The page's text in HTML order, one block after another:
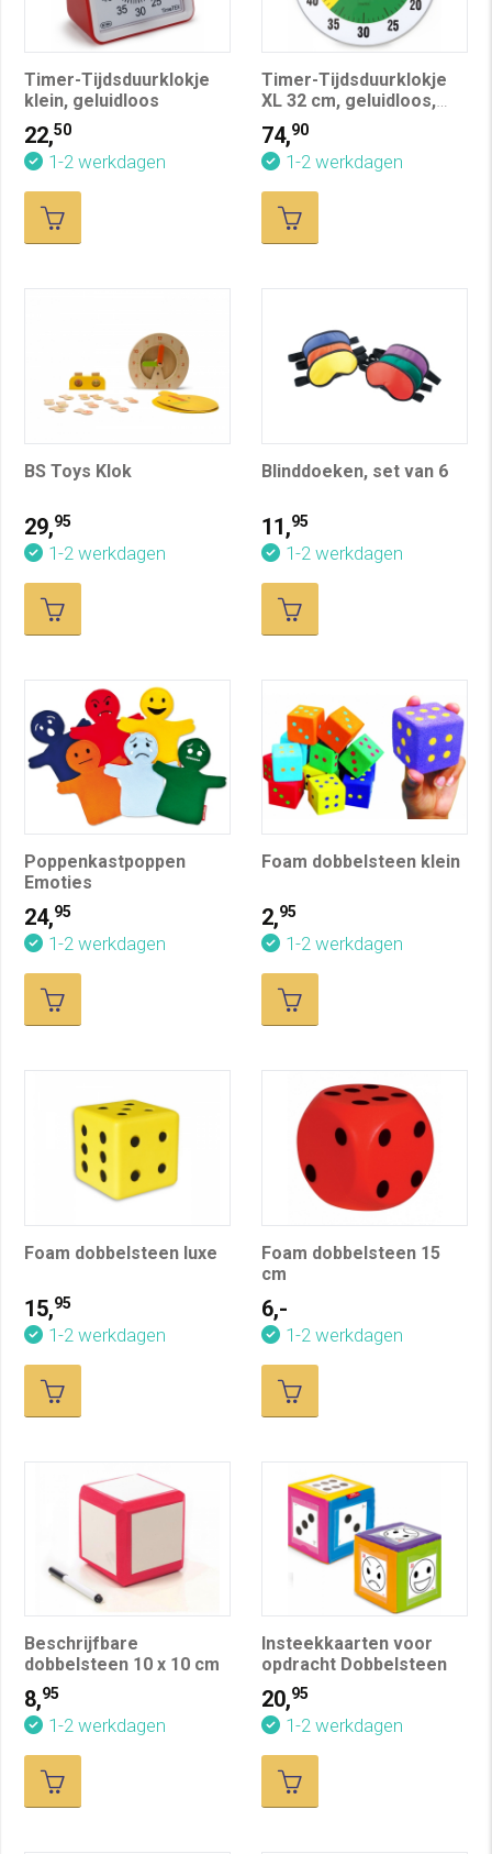
Timer-Tijdsduurklokje
klein, geluidloos
22,50
1-2 werkdagen
Timer-Tijdsduurklokje
XL 32 cm, geluidloos,
met stoplichtschijf
74,90
1-2 werkdagen
BS Toys Klok
29,95
1-2 werkdagen
Blinddoeken, set van 6
11,95
1-2 werkdagen
Poppenkastpoppen
Emoties
24,95
1-2 werkdagen
Foam dobbelsteen klein
2,95
1-2 werkdagen
Foam dobbelsteen luxe
15,95
1-2 werkdagen
Foam dobbelsteen 15
cm
6,-
1-2 werkdagen
Beschrijfbare
dobbelsteen 10 x 10 cm
8,95
1-2 werkdagen
Insteekkaarten voor
opdracht Dobbelsteen
20,95
1-2 werkdagen